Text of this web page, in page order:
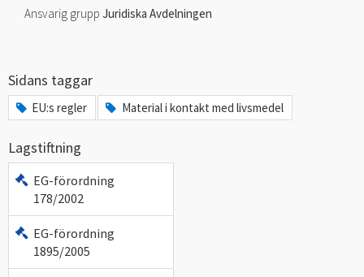
Ansvarig grupp Juridiska Avdelningen
Sidans taggar
EU:s regler Material i kontakt med livsmedel
Lagstiftning
EG-förordning
178/2002
EG-förordning
1895/2005